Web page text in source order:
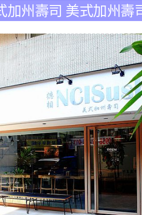
加州壽司 美式加州壽